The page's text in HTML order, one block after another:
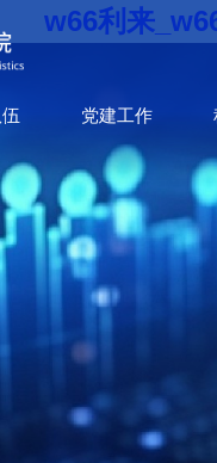
w66利来
党建工作